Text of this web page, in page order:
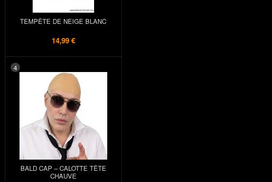
TEMPÊTE DE NEIGE BLANC
14,99 €
4
BALD CAP – CALOTTE TÊTE
CHAUVE